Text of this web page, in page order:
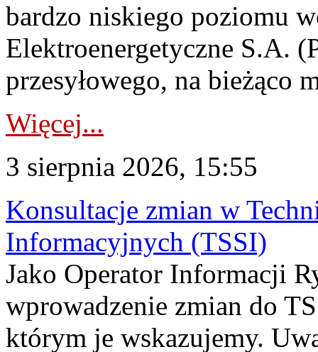
bardzo niskiego poziomu
Elektroenergetyczne S.A.
przesyłowego, na bieżąco
Więcej...
3 sierpnia 2026, 15:55
Konsultacje zmian w
Informacyjnych (TSSI)
Jako Operator Informacji
wprowadzenie zmian do
którym je wskazujemy.